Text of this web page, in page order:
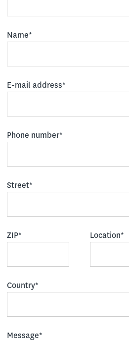
Name*
E-mail address*
Phone number*
Street*
ZIP* Location*
Country*
Message*